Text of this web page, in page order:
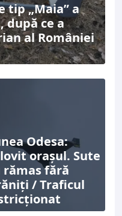
tip „Maia” a
după ce a
al României
Odesa:
orașul. Sute
fără
/ Traficul